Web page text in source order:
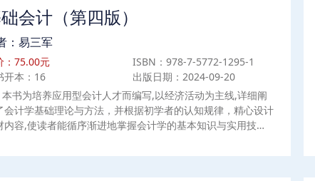
高校一线长期从事相关专业教学的资深教师撰写。
会计（第四版）
：易三军
：75.00元
ISBN：978-7-5772-1295-1
开本：16
出版日期：2024-09-20
本书为培养应用型会计人才而编写,以经济活动为主线,详细阐
会计学基础理论与方法，并根据初学者的认知规律，精心设计
内容,使读者能循序渐进地掌握会计学的基本知识与实用技